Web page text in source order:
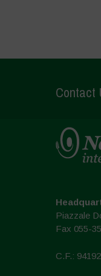
Contact
Piazzale
Fax 055-
C.F.: